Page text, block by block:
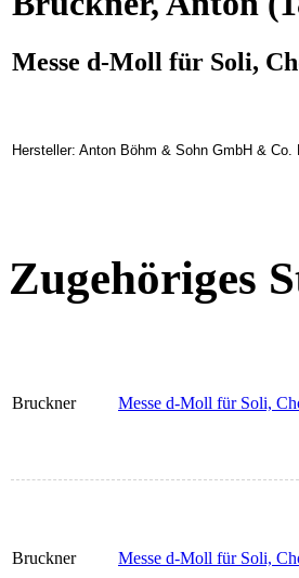
Messe d-Moll für Soli,
Hersteller: Anton Böhm & Sohn GmbH &
Zugehöriges
Bruckner Messe d-Moll für Soli,
Bruckner Messe d-Moll für Soli,